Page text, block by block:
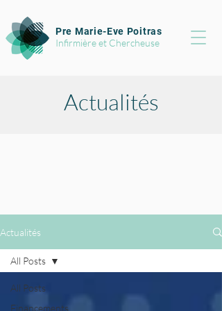
Pre Marie-Eve Poitras
Infirmière et Chercheuse
Actualités
Actualités
All Posts
Financements
All Posts